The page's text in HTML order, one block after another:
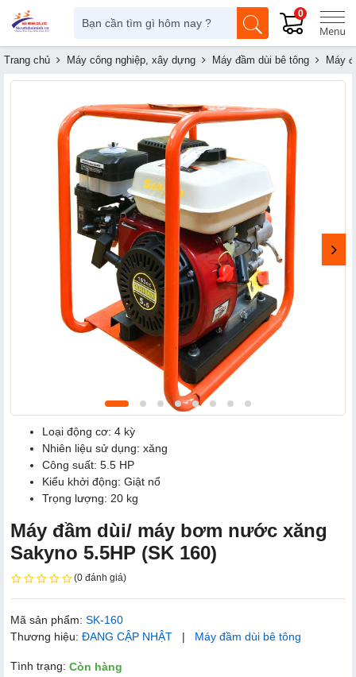
0
Trang chủ Máy công nghiệp, xây dựng Máy đầm dùi bê tông Máy
Loại động cơ: 4 kỳ
Nhiên liệu sử dụng: xăng
Công suất: 5.5 HP
Kiểu khởi động: Giật nổ
Trọng lượng: 20 kg
Máy đầm dùi/ máy bơm nước xăng
Sakyno 5.5HP (SK 160)
(0 đánh giá)
Mã sản phẩm: SK-160
Thương hiệu: ĐANG CẬP NHẬT | Máy đầm dùi bê tông
Tình trạng: Còn hàng